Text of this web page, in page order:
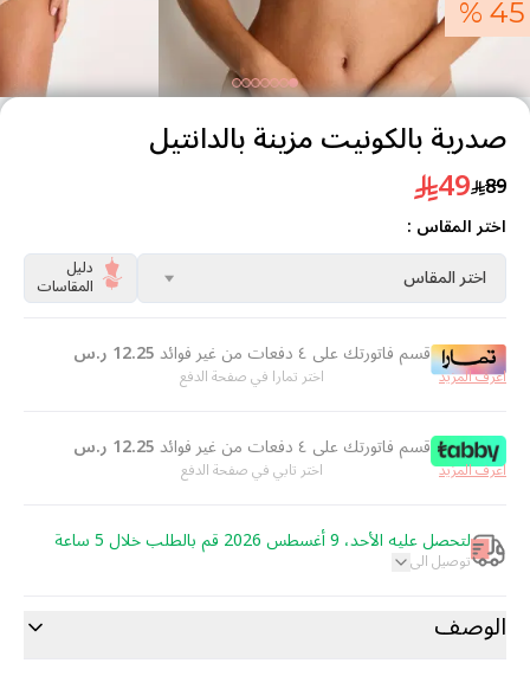
45 %
صدرية بالكونيت مزينة بالدانتيل
89
49
اختر المقاس :
اختر المقاس
دليل
المقاسات
قسم فاتورتك على ٤ دفعات من غير فوائد 12.25 ر.س
اختر تمارا في صفحة الدفع اعرف المزيد
قسم فاتورتك على ٤ دفعات من غير فوائد 12.25 ر.س
اختر تابي في صفحة الدفع اعرف المزيد
لتحصل عليه الأحد، 9 أغسطس 2026 قم بالطلب خلال 5 ساعة
توصيل الى
الوصف